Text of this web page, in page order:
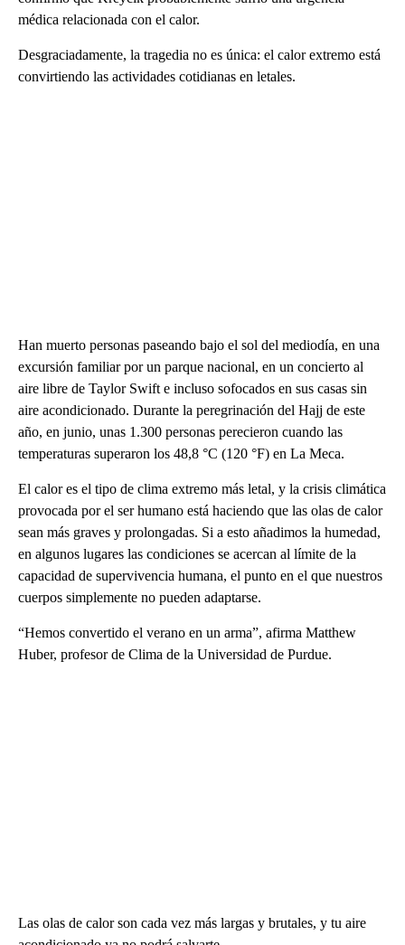
médica relacionada con el calor.
Desgraciadamente, la tragedia no es única: el calor extremo está
convirtiendo las actividades cotidianas en letales.
Han muerto personas paseando bajo el sol del mediodía, en una
excursión familiar por un parque nacional, en un concierto al
aire libre de Taylor Swift e incluso sofocados en sus casas sin
aire acondicionado. Durante la peregrinación del Hajj de este
año, en junio, unas 1.300 personas perecieron cuando las
temperaturas superaron los 48,8 °C (120 °F) en La Meca.
El calor es el tipo de clima extremo más letal, y la crisis climática
provocada por el ser humano está haciendo que las olas de calor
sean más graves y prolongadas. Si a esto añadimos la humedad,
en algunos lugares las condiciones se acercan al límite de la
capacidad de supervivencia humana, el punto en el que nuestros
cuerpos simplemente no pueden adaptarse.
“Hemos convertido el verano en un arma”, afirma Matthew
Huber, profesor de Clima de la Universidad de Purdue.
Las olas de calor son cada vez más largas y brutales, y tu aire